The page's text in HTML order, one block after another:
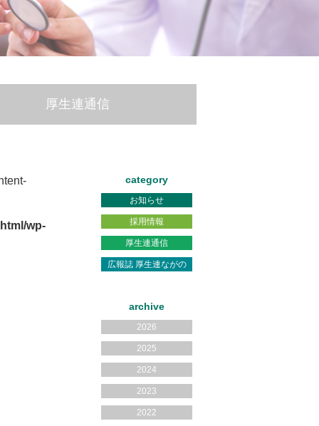
厚生連通信
wp-
category
お知らせ
採用情報
厚生連通信
広報誌 厚生連ながの
archive
2026
2025
2024
2023
2022